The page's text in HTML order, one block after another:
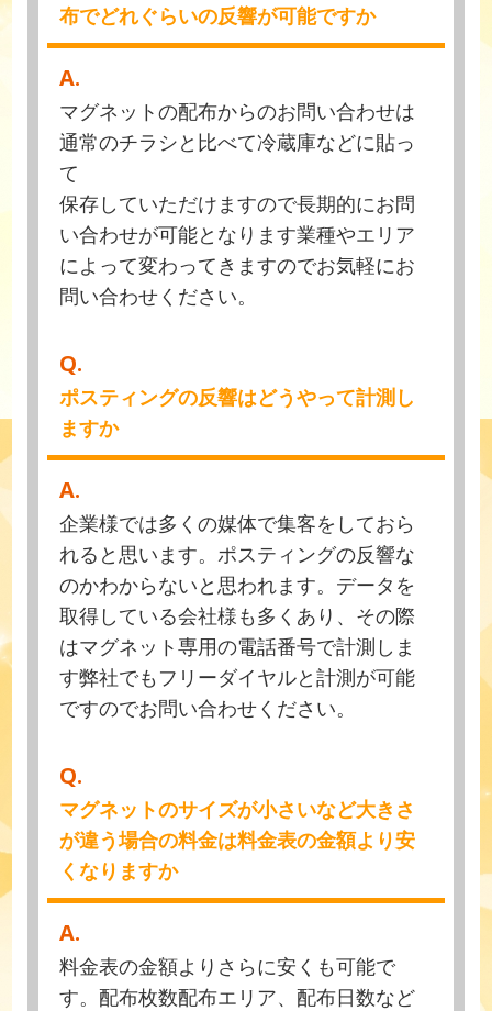
布でどれぐらいの反響が可能ですか
A.
マグネットの配布からのお問い合わせは
通常のチラシと比べて冷蔵庫などに貼っ
て
保存していただけますので長期的にお問
い合わせが可能となります業種やエリア
によって変わってきますのでお気軽にお
問い合わせください。
Q.
ポスティングの反響はどうやって計測し
ますか
A.
企業様では多くの媒体で集客をしておら
れると思います。ポスティングの反響な
のかわからないと思われます。データを
取得している会社様も多くあり、その際
はマグネット専用の電話番号で計測しま
す弊社でもフリーダイヤルと計測が可能
ですのでお問い合わせください。
Q.
マグネットのサイズが小さいなど大きさ
が違う場合の料金は料金表の金額より安
くなりますか
A.
料金表の金額よりさらに安くも可能で
す。配布枚数配布エリア、配布日数など